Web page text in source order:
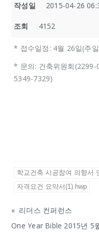
작성일 2015-04-26
조회 4152
* 접수일정: 4월 26일(주
* 문의: 건축위원회
5349-7329)
학교건축 시공참여 의향서
자격요건 요약서(1).hwp
« 리더스 컨퍼런스
One Year Bible 2015년 5